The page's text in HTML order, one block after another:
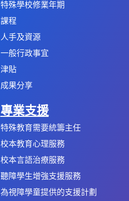
特殊學校修業年期
課程
人手及資源
一般行政事宜
津貼
成果分享
專業支援
特殊教育需要統籌主任
校本教育心理服務
校本言語治療服務
聽障學生增強支援服務
為視障學童提供的支援計劃